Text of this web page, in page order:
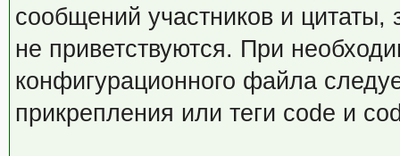
сообщений участников и
не приветствуются. При
конфигурационного файла
прикрепления или теги code и